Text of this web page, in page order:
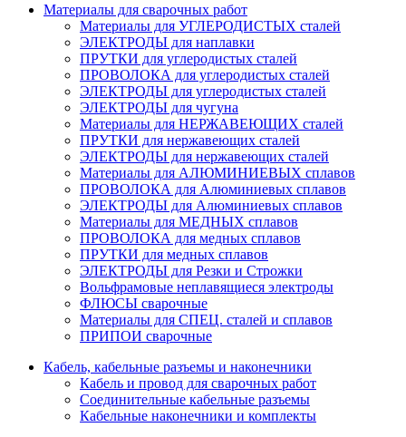
Материалы для сварочных работ
Материалы для УГЛЕРОДИСТЫХ сталей
ЭЛЕКТРОДЫ для наплавки
ПРУТКИ для углеродистых сталей
ПРОВОЛОКА для углеродистых сталей
ЭЛЕКТРОДЫ для углеродистых сталей
ЭЛЕКТРОДЫ для чугуна
Материалы для НЕРЖАВЕЮЩИХ сталей
ПРУТКИ для нержавеющих сталей
ЭЛЕКТРОДЫ для нержавеющих сталей
Материалы для АЛЮМИНИЕВЫХ сплавов
ПРОВОЛОКА для Алюминиевых сплавов
ЭЛЕКТРОДЫ для Алюминиевых сплавов
Материалы для МЕДНЫХ сплавов
ПРОВОЛОКА для медных сплавов
ПРУТКИ для медных сплавов
ЭЛЕКТРОДЫ для Резки и Строжки
Вольфрамовые неплавящиеся электроды
ФЛЮСЫ сварочные
Материалы для СПЕЦ. сталей и сплавов
ПРИПОИ сварочные
Кабель, кабельные разъемы и наконечники
Кабель и провод для сварочных работ
Соединительные кабельные разъемы
Кабельные наконечники и комплекты